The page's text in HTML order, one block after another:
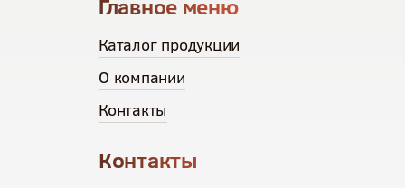
Главное меню
Каталог продукции
О компании
Контакты
Контакты